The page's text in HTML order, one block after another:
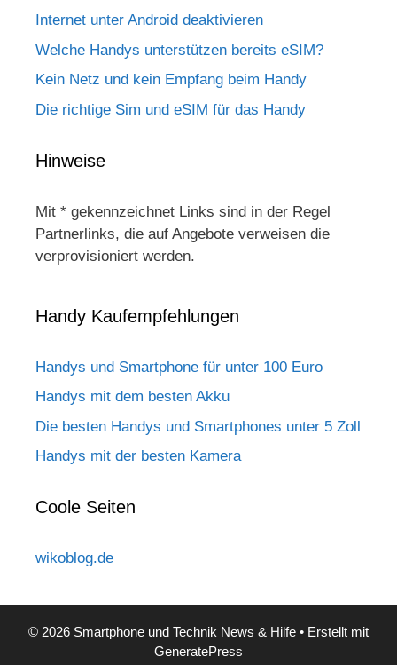
Internet unter Android deaktivieren
Welche Handys unterstützen bereits eSIM?
Kein Netz und kein Empfang beim Handy
Die richtige Sim und eSIM für das Handy
Hinweise
Mit * gekennzeichnet Links sind in der Regel
Partnerlinks, die auf Angebote verweisen die
verprovisioniert werden.
Handy Kaufempfehlungen
Handys und Smartphone für unter 100 Euro
Handys mit dem besten Akku
Die besten Handys und Smartphones unter 5 Zoll
Handys mit der besten Kamera
Coole Seiten
wikoblog.de
© 2026 Smartphone und Technik News & Hilfe • Erstellt mit
GeneratePress